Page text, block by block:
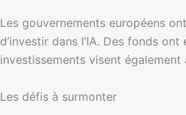
Les gouvernements européens
d’investir dans l’IA. Des fonds ont
investissements visent également
Les défis à surmonter